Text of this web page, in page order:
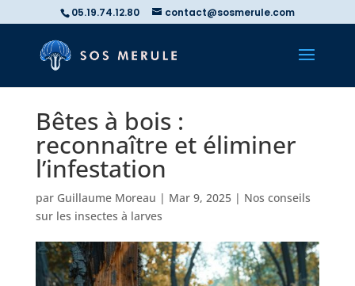
05.19.74.12.80 contact@sosmerule.com
Bêtes à bois :
reconnaître et éliminer
l’infestation
par Guillaume Moreau | Mar 9, 2025| Nos conseils
sur les insectes à larves